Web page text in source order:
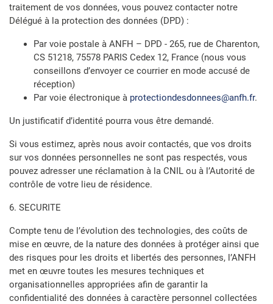
traitement de vos données, vous pouvez contacter notre
Délégué à la protection des données (DPD) :
Par voie postale à ANFH – DPD - 265, rue de Charenton,
CS 51218, 75578 PARIS Cedex 12, France (nous vous
conseillons d’envoyer ce courrier en mode accusé de
réception)
Par voie électronique à protectiondesdonnees@anfh.fr.
Un justificatif d’identité pourra vous être demandé.
Si vous estimez, après nous avoir contactés, que vos droits
sur vos données personnelles ne sont pas respectés, vous
pouvez adresser une réclamation à la CNIL ou à l’Autorité de
contrôle de votre lieu de résidence.
6. SECURITE
Compte tenu de l’évolution des technologies, des coûts de
mise en œuvre, de la nature des données à protéger ainsi que
des risques pour les droits et libertés des personnes, l’ANFH
met en œuvre toutes les mesures techniques et
organisationnelles appropriées afin de garantir la
confidentialité des données à caractère personnel collectées